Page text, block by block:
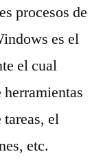
procesos de
es el
el cual
el
etc.